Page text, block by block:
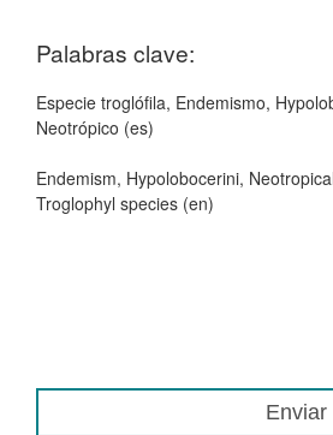
Palabras clave:
Especie troglófila, Endemismo,
Neotrópico (es)
Endemism, Hypolobocerini,
Troglophyl species (en)